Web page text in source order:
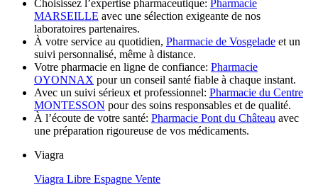
Choisissez l’expertise pharmaceutique: Pharmacie
MARSEILLE avec une sélection exigeante de nos
laboratoires partenaires.
À votre service au quotidien, Pharmacie de Vosgelade et un
suivi personnalisé, même à distance.
Votre pharmacie en ligne de confiance: Pharmacie
OYONNAX pour un conseil santé fiable à chaque instant.
Avec un suivi sérieux et professionnel: Pharmacie du Centre
MONTESSON pour des soins responsables et de qualité.
À l’écoute de votre santé: Pharmacie Pont du Château avec
une préparation rigoureuse de vos médicaments.
Viagra
Viagra Libre Espagne Vente